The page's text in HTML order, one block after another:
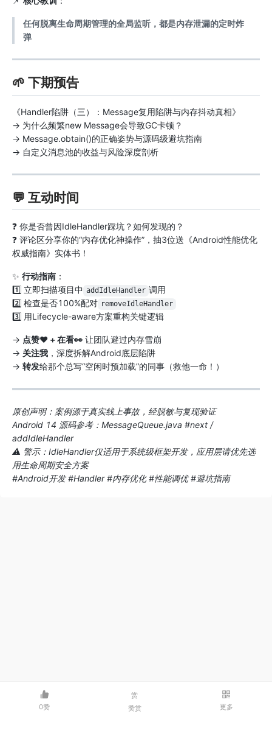
任何脱离生命周期管理的全局监听，都是内存泄漏的定时炸
弹
🌱 下期预告
《Handler陷阱（三）：Message复用陷阱与内存抖动真相》
→ 为什么频繁new Message会导致GC卡顿？
→ Message.obtain()的正确姿势与源码级避坑指南
→ 自定义消息池的收益与风险深度剖析
💬 互动时间
❓ 你是否曾因IdleHandler踩坑？如何发现的？
❓ 评论区分享你的“内存优化神操作”，抽3位送《Android性能优化
权威指南》实体书！
✨ 行动指南 ：
1️⃣ 立即扫描项目中 addIdleHandler 调用
2️⃣ 检查是否100%配对 removeIdleHandler
3️⃣ 用Lifecycle-aware方案重构关键逻辑
→ 点赞❤️ + 在看👀 让团队避过内存雪崩
→ 关注我 ，深度拆解Android底层陷阱
→ 转发给那个总写“空闲时预加载”的同事（救他一命！）
原创声明：案例源于真实线上事故，经脱敏与复现验证
Android 14 源码参考：MessageQueue.java #next /
addIdleHandler
⚠️ 警示：IdleHandler仅适用于系统级框架开发，应用层请优先选
用生命周期安全方案
#Android开发 #Handler #内存优化 #性能调优 #避坑指南
0赞
赏
赞赏
更多